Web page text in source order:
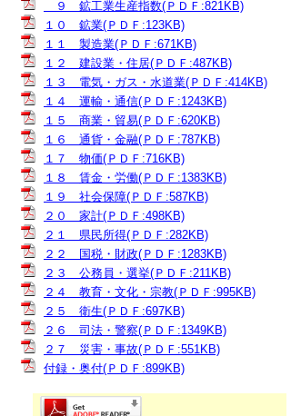
９ 鉱工業生産指数(ＰＤＦ:821KB)
１０ 鉱業(ＰＤＦ:123KB)
１１ 製造業(ＰＤＦ:671KB)
１２ 建設業・住居(ＰＤＦ:487KB)
１３ 電気・ガス・水道業(ＰＤＦ:414KB)
１４ 運輸・通信(ＰＤＦ:1243KB)
１５ 商業・貿易(ＰＤＦ:620KB)
１６ 通貨・金融(ＰＤＦ:787KB)
１７ 物価(ＰＤＦ:716KB)
１８ 賃金・労働(ＰＤＦ:1383KB)
１９ 社会保障(ＰＤＦ:587KB)
２０ 家計(ＰＤＦ:498KB)
２１ 県民所得(ＰＤＦ:282KB)
２２ 国税・財政(ＰＤＦ:1283KB)
２３ 公務員・選挙(ＰＤＦ:211KB)
２４ 教育・文化・宗教(ＰＤＦ:995KB)
２５ 衛生(ＰＤＦ:697KB)
２６ 司法・警察(ＰＤＦ:1349KB)
２７ 災害・事故(ＰＤＦ:551KB)
付録・奥付(ＰＤＦ:899KB)